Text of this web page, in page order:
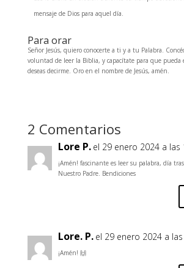
mensaje de Dios para aquel día.
Para orar
Señor Jesús, quiero conocerte a ti y a tu Palabra.
voluntad de leer la Biblia, y capacítate para que
deseas decirme. Oro en el nombre de Jesús, amén.
2 Comentarios
Lore P. el 29 enero 2024 a las
¡Amén! fascinante es leer su palabra, día
Nuestro Padre. Bendiciones
Lore. P. el 29 enero 2024 a
¡Amén! 🙌